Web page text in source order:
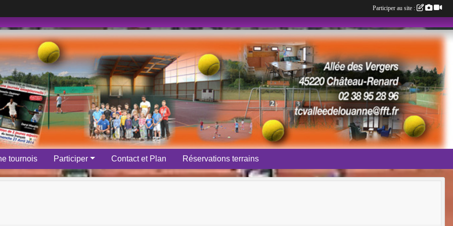
tournois Participer Contact et Plan Réservations terrains
Participer au site :